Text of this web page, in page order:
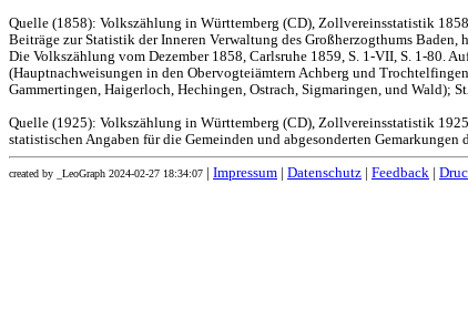
Quelle (1858): Volkszählung in Württemberg (CD), Zollvereinsstatistik
Beiträge zur Statistik der Inneren Verwaltung des Großherzogthums Baden,
Die Volkszählung vom Dezember 1858, Carlsruhe 1859, S. 1-VII, S. 1-80.
(Hauptnachweisungen in den Obervogteiämtern Achberg und
Gammertingen, Haigerloch, Hechingen, Ostrach, Sigmaringen, und Wald);
Quelle (1925): Volkszählung in Württemberg (CD), Zollvereinsstatistik
statistischen Angaben für die Gemeinden und abgesonderten
created by _LeoGraph 2024-02-27 18:34:07 Impressum Datenschutz Feedback